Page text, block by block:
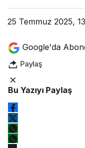
25 Temmuz 2025,
Google'da
Paylaş
Bu Yazıyı Paylaş